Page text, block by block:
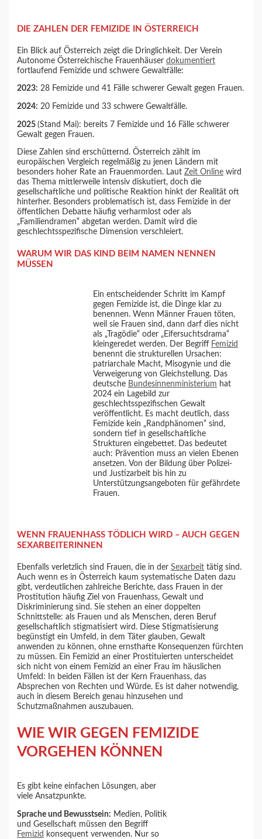
DIE ZAHLEN DER FEMIZIDE IN ÖSTERREICH
Ein Blick auf Österreich zeigt die Dringlichkeit. Der Verein
Autonome Österreichische Frauenhäuserdokumentiert
fortlaufend Femizide und schwere Gewaltfälle:
2023: 28 Femizide und 41 Fälle schwerer Gewalt gegen Frauen.
2024: 20 Femizide und 33 schwere Gewaltfälle.
2025(Stand Mai): bereits 7 Femizide und 16 Fälle schwerer
Gewalt gegen Frauen.
Diese Zahlen sind erschütternd. Österreich zählt im
europäischen Vergleich regelmäßig zu jenen Ländern mit
besonders hoher Rate an Frauenmorden. LautZeit Online wird
das Thema mittlerweile intensiv diskutiert, doch die
gesellschaftliche und politische Reaktion hinkt der Realität oft
hinterher. Besonders problematisch ist, dass Femizide in der
öffentlichen Debatte häufig verharmlost oder als
„Familiendramen“ abgetan werden. Damit wird die
geschlechtsspezifische Dimension verschleiert.
WARUM WIR DAS KIND BEIM NAMEN NENNEN
MÜSSEN
Ein entscheidender Schritt im Kampf
gegen Femizide ist, die Dinge klar zu
benennen. Wenn Männer Frauen töten,
weil sie Frauen sind, dann darf dies nicht
als „Tragödie“ oder „Eifersuchtsdrama“
kleingeredet werden. Der Begriff Femizid
benennt die strukturellen Ursachen:
patriarchale Macht, Misogynie und die
Verweigerung von Gleichstellung. Das
deutsche Bundesinnenministerium hat
2024 ein Lagebild zur
geschlechtsspezifischen Gewalt
veröffentlicht. Es macht deutlich, dass
Femizide kein „Randphänomen“ sind,
sondern tief in gesellschaftliche
Strukturen eingebettet. Das bedeutet
auch: Prävention muss an vielen Ebenen
ansetzen. Von der Bildung über Polizei-
und Justizarbeit bis hin zu
Unterstützungsangeboten für gefährdete
Frauen.
WENN FRAUENHASS TÖDLICH WIRD – AUCH GEGEN
SEXARBEITERINNEN
Ebenfalls verletzlich sind Frauen, die in derSexarbeit tätig sind.
Auch wenn es in Österreich kaum systematische Daten dazu
gibt, verdeutlichen zahlreiche Berichte, dass Frauen in der
Prostitution häufig Ziel von Frauenhass, Gewalt und
Diskriminierung sind. Sie stehen an einer doppelten
Schnittstelle: als Frauen und als Menschen, deren Beruf
gesellschaftlich stigmatisiert wird. Diese Stigmatisierung
begünstigt ein Umfeld, in dem Täter glauben, Gewalt
anwenden zu können, ohne ernsthafte Konsequenzen fürchten
zu müssen. Ein Femizid an einer Prostituierten unterscheidet
sich nicht von einem Femizid an einer Frau im häuslichen
Umfeld: In beiden Fällen ist der Kern Frauenhass, das
Absprechen von Rechten und Würde. Es ist daher notwendig,
auch in diesem Bereich genau hinzusehen und
Schutzmaßnahmen auszubauen.
WIE WIR GEGEN FEMIZIDE
VORGEHEN KÖNNEN
Es gibt keine einfachen Lösungen, aber
viele Ansatzpunkte.
Sprache und Bewusstsein: Medien, Politik
und Gesellschaft müssen den Begriff
Femizid konsequent verwenden. Nur so